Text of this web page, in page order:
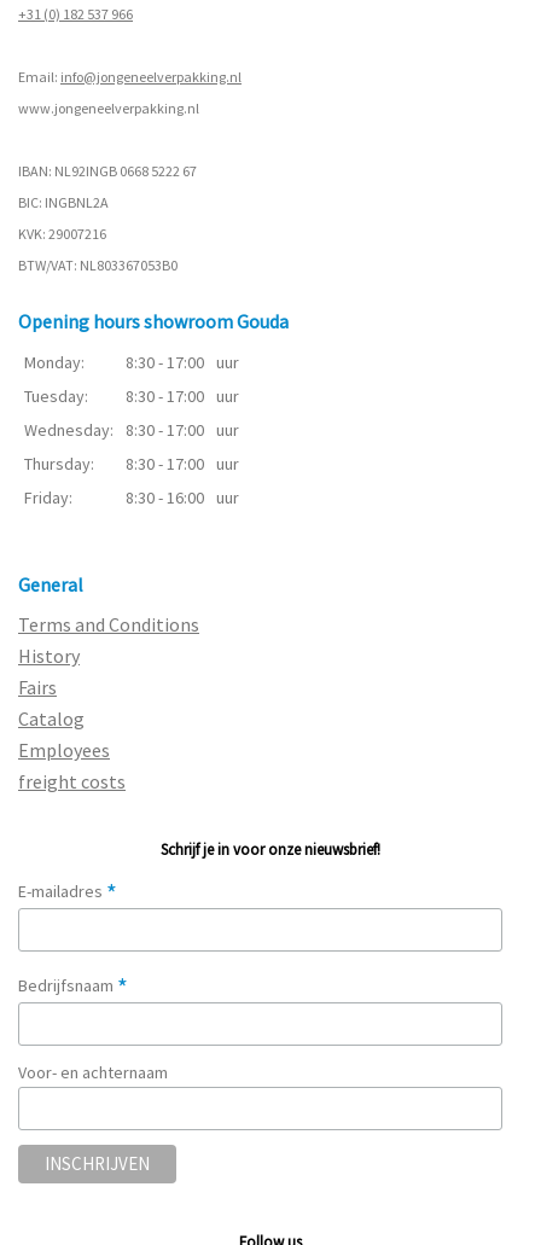
+31 (0) 182 537 966
Email: info@jongeneelverpakking.nl
www.jongeneelverpakking.nl
IBAN: NL92INGB 0668 5222 67
BIC: INGBNL2A
KVK: 29007216
BTW/VAT: NL803367053B0
Opening hours showroom Gouda
Monday: 8:30 - 17:00 uur
Tuesday:
8:30 - 17:00 uur
Wednesday:
8:30 - 17:00 uur
Thursday:
8:30 - 17:00 uur
Friday:
8:30 - 16:00 uur
General
Terms and Conditions
History
Fairs
Catalog
Employees
freight costs
Schrijf je in voor onze nieuwsbrief!
E-mailadres *
Bedrijfsnaam *
Voor- en achternaam